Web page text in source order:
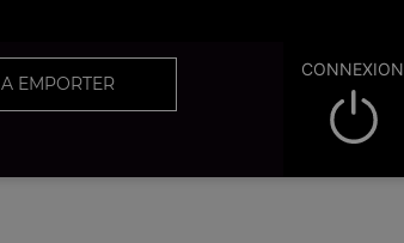
A EMPORTER
CONNEXION